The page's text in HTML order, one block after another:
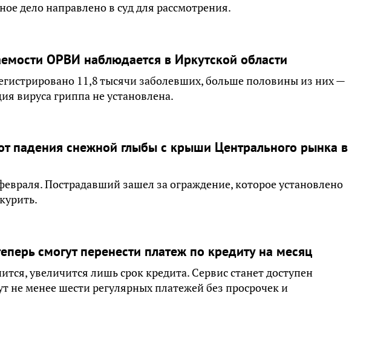
дело направлено в суд для рассмотрения.
ОРВИ наблюдается в Иркутской области
11,8 тысячи заболевших, больше половины из них —
вируса гриппа не установлена.
падения снежной глыбы с крыши Центрального рынка в
Пострадавший зашел за ограждение, которое установлено
смогут перенести платеж по кредиту на месяц
увеличится лишь срок кредита. Сервис станет доступен
не менее шести регулярных платежей без просрочек и